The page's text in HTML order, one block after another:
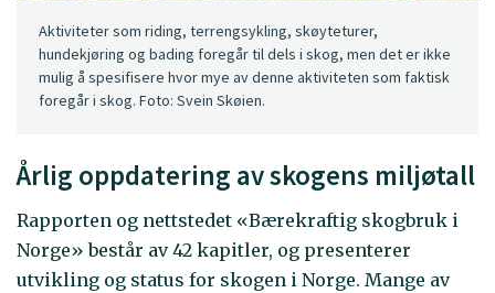
Aktiviteter som riding, terrengsykling, skøyteturer,
hundekjøring og bading foregår til dels i skog, men det er ikke
mulig å spesifisere hvor mye av denne aktiviteten som faktisk
foregår i skog. Foto: Svein Skøien.
Årlig oppdatering av skogens miljøtall
Rapporten og nettstedet «Bærekraftig skogbruk i
Norge» består av 42 kapitler, og presenterer
utvikling og status for skogen i Norge. Mange av